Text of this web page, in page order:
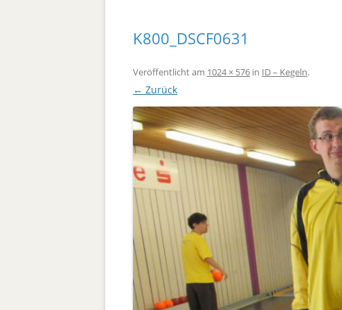
K800_DSCF0631
Veröffentlichtam 1024 × 576 in ID – Kegeln.
← Zurück